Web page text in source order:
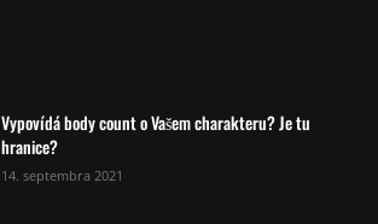
Vypovídá body count o Vašem charakteru? Je tu
hranice?
14. septembra 2021